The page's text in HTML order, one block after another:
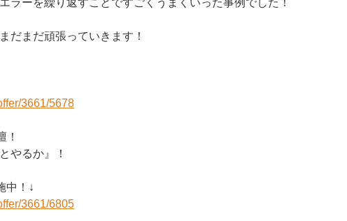
だまだ頑張っていきます！
3661/5678
！
やるか』！
中！↓
3661/6805